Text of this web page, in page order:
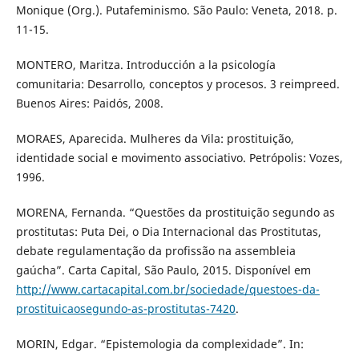
Monique (Org.). Putafeminismo. São Paulo: Veneta, 2018. p.
11-15.
MONTERO, Maritza. Introducción a la psicología
comunitaria: Desarrollo, conceptos y procesos. 3 reimpreed.
Buenos Aires: Paidós, 2008.
MORAES, Aparecida. Mulheres da Vila: prostituição,
identidade social e movimento associativo. Petrópolis: Vozes,
1996.
MORENA, Fernanda. “Questões da prostituição segundo as
prostitutas: Puta Dei, o Dia Internacional das Prostitutas,
debate regulamentação da profissão na assembleia
gaúcha”. Carta Capital, São Paulo, 2015. Disponível em
http://www.cartacapital.com.br/sociedade/questoes-da-
prostituicaosegundo-as-prostitutas-7420.
MORIN, Edgar. “Epistemologia da complexidade”. In: